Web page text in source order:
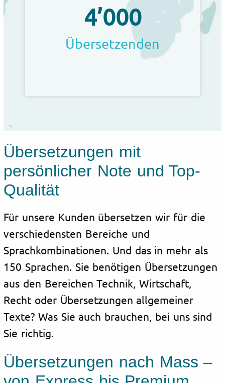
4’000
Übersetzenden
Übersetzungen mit
persönlicher Note und Top-
Qualität
Für unsere Kunden übersetzen wir für die
verschiedensten Bereiche und
Sprachkombinationen. Und das in mehr als
150 Sprachen. Sie benötigen Übersetzungen
aus den Bereichen Technik, Wirtschaft,
Recht oder Übersetzungen allgemeiner
Texte? Was Sie auch brauchen, bei uns sind
Sie richtig.
Übersetzungen nach Mass –